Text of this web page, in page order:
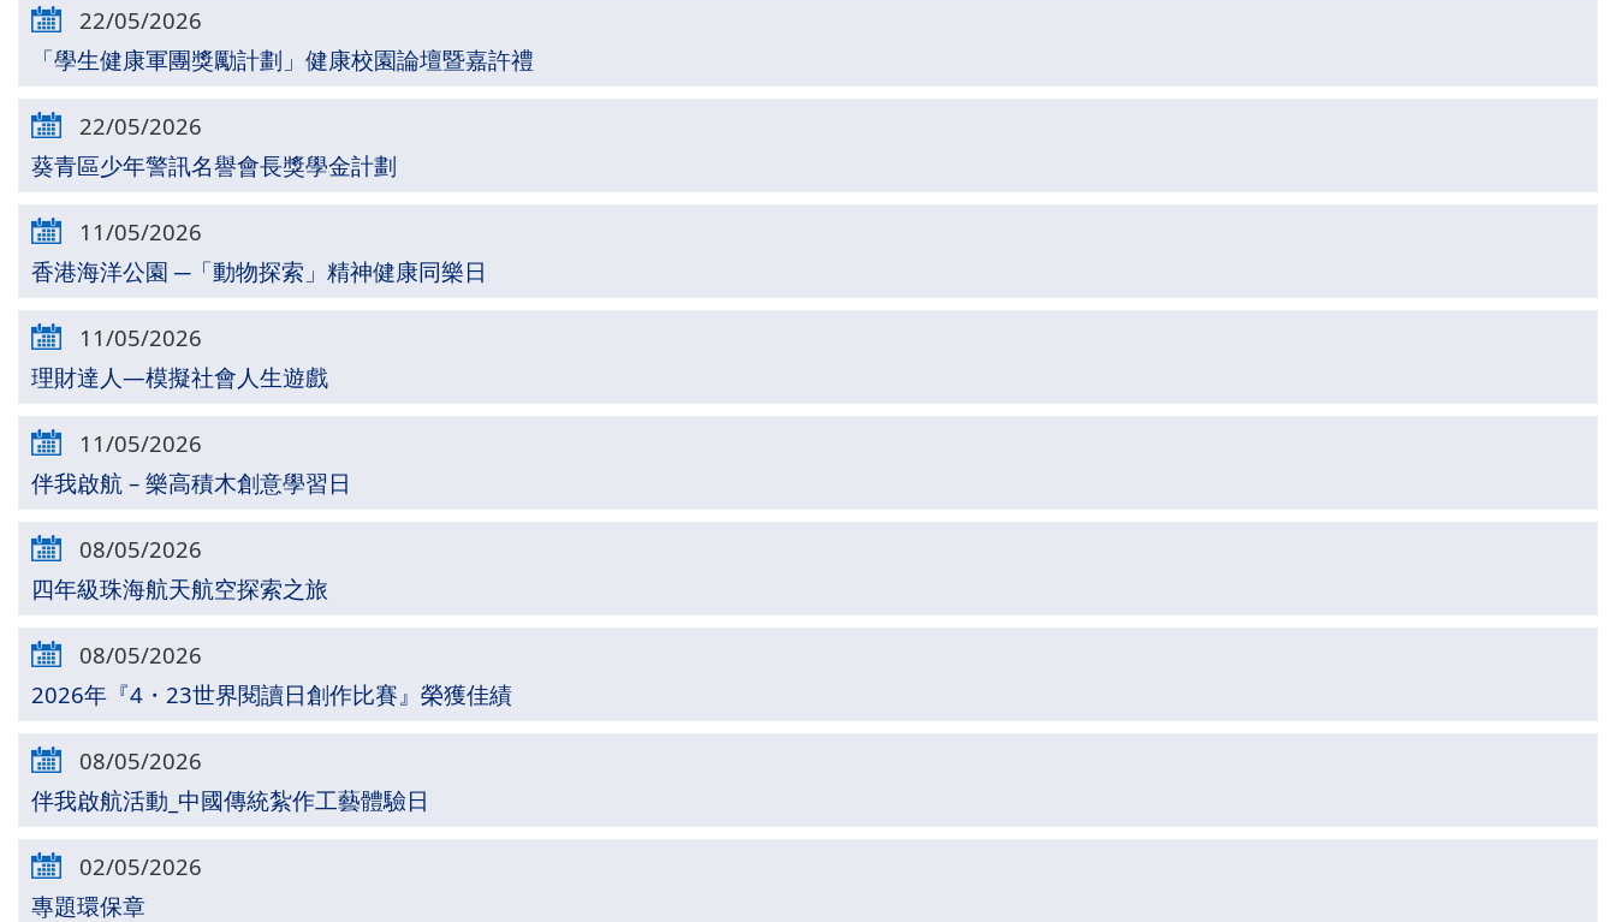
22/05/2026
「學生健康軍團獎勵計劃」健康校園論壇暨嘉許禮
22/05/2026
葵青區少年警訊名譽會長獎學金計劃
11/05/2026
香港海洋公園 ─「動物探索」精神健康同樂日
11/05/2026
理財達人—模擬社會人生遊戲
11/05/2026
伴我啟航 – 樂高積木創意學習日
08/05/2026
四年級珠海航天航空探索之旅
08/05/2026
2026年『4・23世界閱讀日創作比賽』榮獲佳績
08/05/2026
伴我啟航活動_中國傳統紮作工藝體驗日
02/05/2026
專題環保章